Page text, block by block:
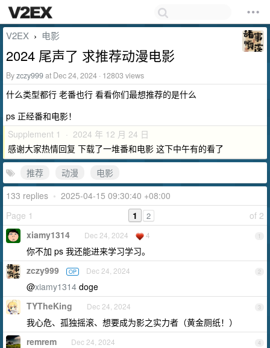
V2EX › 电影
2024 尾声了 求推荐动漫电影
Byzczy999at Dec 24, 2024 · 12803 views
什么类型都行 老番也行 看看你们最想推荐的是什么
ps 正经番和电影！
Supplement 1 · 2024 年 12 月 24 日
感谢大家热情回复 下载了一堆番和电影 这下中午有的看了
推荐
动漫
电影
133 replies • 2025-04-15 09:30:40 +08:00
Page 1
of 2
1 2
1
xiamy1314 Dec 24, 2024 4
你不加 ps 我还能进来学习学习。
2
zczy999 OP Dec 24, 2024
@xiamy1314 doge
3
TYTheKing Dec 24, 2024
我心危、孤独摇滚、想要成为影之实力者（黄金厕纸！）
4
remrem Dec 24, 2024